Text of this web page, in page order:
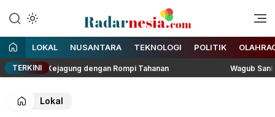
Radarnesia
Enak Dibaca
LOKAL NUSANTARA TEKNOLOGI POLITIK
TERKINI
Kejagung dengan Rompi Tahanan Wagub Sani
Lokal